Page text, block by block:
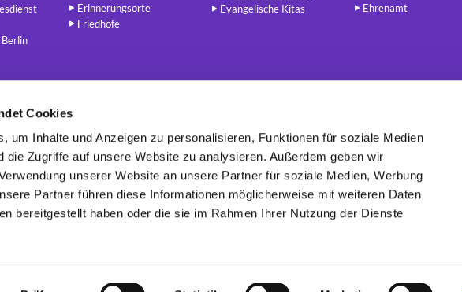
Cookies
um Inhalte und Anzeigen zu personalisieren, Funktionen für soziale Medien
die Zugriffe auf unsere Website zu analysieren. Außerdem geben wir
unserer Website an unsere Partner für soziale Medien, Werbung
Partner führen diese Informationen möglicherweise mit weiteren Daten
bereitgestellt haben oder die sie im Rahmen Ihrer Nutzung der Dienste
Erinnerungsorte
Friedhöfe
Evangelische Kitas
Ehrenamt
Berlin - Evangelisch
Kontaktinformationen Cookie-Richtlinie Impressum
Erklärung zur Barrierefreiheit